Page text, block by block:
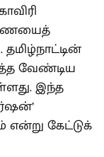
வேண்டிய
இந்த
கேட்டுக்